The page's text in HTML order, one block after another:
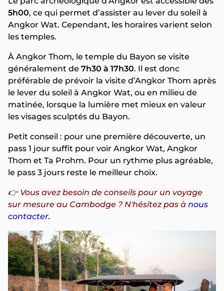
5h00, ce qui permet d’assister au lever du soleil à
Angkor Wat. Cependant, les horaires varient selon
les temples.
À Angkor Thom, le temple du Bayon se visite
généralement de 7h30 à 17h30. Il est donc
préférable de prévoir la visite d’Angkor Thom après
le lever du soleil à Angkor Wat, ou en milieu de
matinée, lorsque la lumière met mieux en valeur
les visages sculptés du Bayon.
Petit conseil : pour une première découverte, un
pass 1 jour suffit pour voir Angkor Wat, Angkor
Thom et Ta Prohm. Pour un rythme plus agréable,
le pass 3 jours reste le meilleur choix.
👉Vous avez besoin de conseils pour un voyage
sur mesure au Cambodge ? N'hésitez pas à nous
contacter.